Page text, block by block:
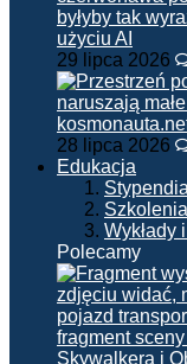
29 lipca 2026
28 lipca 2026
Edukacja
Wykłady
Polecamy